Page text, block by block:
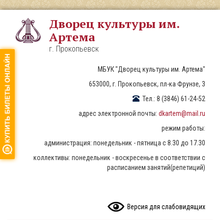
Перейти
основному
содержанию
Дворец культуры им.
Артема
г. Прокопьевск
МБУК "Дворец культуры им. Артема"
653000, г. Прокопьевск, пл-ка Фрунзе, 3
Тел.: 8 (3846) 61-24-52
адрес электронной почты: dkartem@mail.ru
режим работы:
администрация: понедельник - пятница с 8.30 до 17.30
коллективы: понедельник - воскресенье в соответствии с
расписанием занятий(репетиций)
Версия для слабовидящих